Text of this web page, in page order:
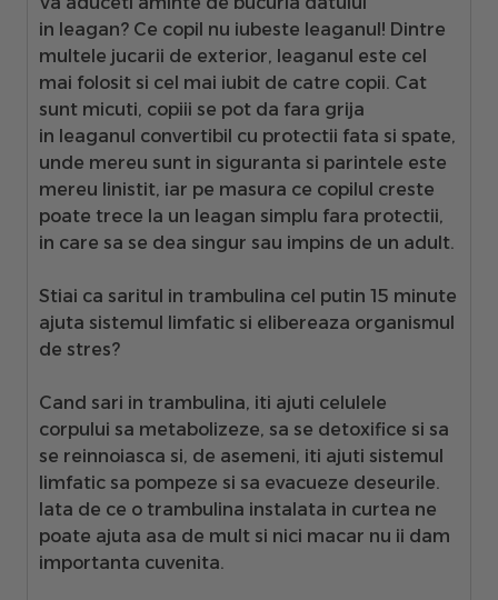
in leagan? Ce copil nu iubeste leaganul! Dintre
multele jucarii de exterior, leaganul este cel
mai folosit si cel mai iubit de catre copii. Cat
sunt micuti, copiii se pot da fara grija
in leaganul convertibil cu protectii fata si spate,
unde mereu sunt in siguranta si parintele este
mereu linistit, iar pe masura ce copilul creste
poate trece la un leagan simplu fara protectii,
in care sa se dea singur sau impins de un adult.
Stiai ca saritul in trambulina cel putin 15 minute
ajuta sistemul limfatic si elibereaza organismul
de stres?
Cand sari in trambulina, iti ajuti celulele
corpului sa metabolizeze, sa se detoxifice si sa
se reinnoiasca si, de asemeni, iti ajuti sistemul
limfatic sa pompeze si sa evacueze deseurile.
Iata de ce o trambulina instalata in curtea ne
poate ajuta asa de mult si nici macar nu ii dam
importanta cuvenita.